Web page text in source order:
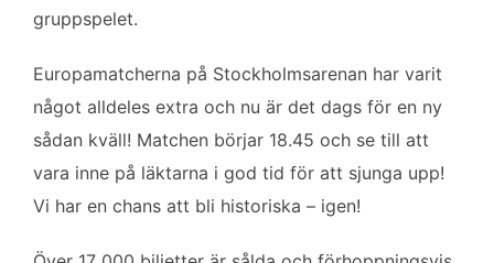
gruppspelet.
Europamatcherna på Stockholmsarenan har varit
något alldeles extra och nu är det dags för en ny
sådan kväll! Matchen börjar 18.45 och se till att
vara inne på läktarna i god tid för att sjunga upp!
Vi har en chans att bli historiska – igen!